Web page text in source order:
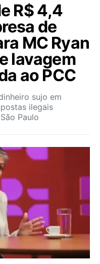
R$ 4,4
de
MC Ryan
lavagem
ao PCC
sujo em
ilegais
Paulo